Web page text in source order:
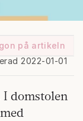
på artikeln
2022-01-01
domstolen